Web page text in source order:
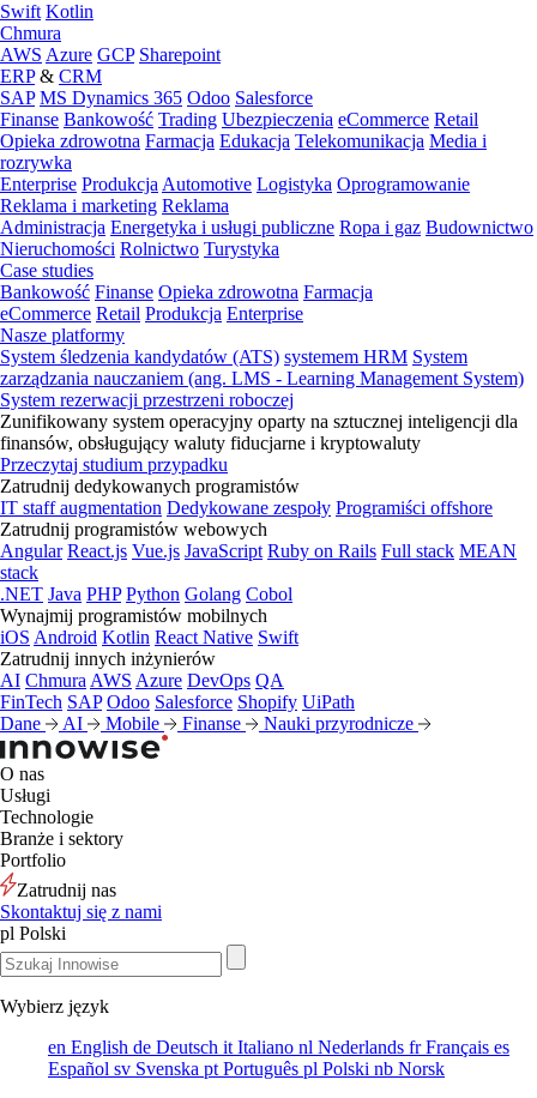
Swift Kotlin
Chmura
AWS Azure GCP Sharepoint
ERP& CRM
SAP MS Dynamics 365 Odoo Salesforce
Finanse Bankowość Trading Ubezpieczenia eCommerce Retail
Opieka zdrowotna Farmacja Edukacja Telekomunikacja Media i
rozrywka
Enterprise Produkcja Automotive Logistyka Oprogramowanie
Reklama i marketing Reklama
Administracja Energetyka i usługi publiczne Ropa i gaz Budownictwo
Nieruchomości Rolnictwo Turystyka
Case studies
Bankowość Finanse Opieka zdrowotna Farmacja
eCommerce Retail Produkcja Enterprise
Nasze platformy
System śledzenia kandydatów (ATS) systemem HRM System
zarządzania nauczaniem (ang. LMS - Learning Management System)
System rezerwacji przestrzeni roboczej
Zunifikowany system operacyjny oparty na sztucznej inteligencji dla
finansów, obsługujący waluty fiducjarne i kryptowaluty
Przeczytaj studium przypadku
Zatrudnij dedykowanych programistów
IT staff augmentation Dedykowane zespoły Programiści offshore
Zatrudnij programistów webowych
Angular React.js Vue.js JavaScript Ruby on Rails Full stack MEAN
stack
.NET Java PHP Python Golang Cobol
Wynajmij programistów mobilnych
iOS Android Kotlin React Native Swift
Zatrudnij innych inżynierów
AI Chmura AWS Azure DevOps QA
FinTech SAP Odoo Salesforce Shopify UiPath
Dane
AI Mobile Finanse Nauki przyrodnicze
O nas
Usługi
Technologie
Branże i sektory
Portfolio
Zatrudnij nas
Skontaktuj się z nami
pl Polski
Wybierz język
en English de Deutsch it Italiano nl Nederlands frFrançais es
Español sv Svenska pt Português pl Polski nb Norsk